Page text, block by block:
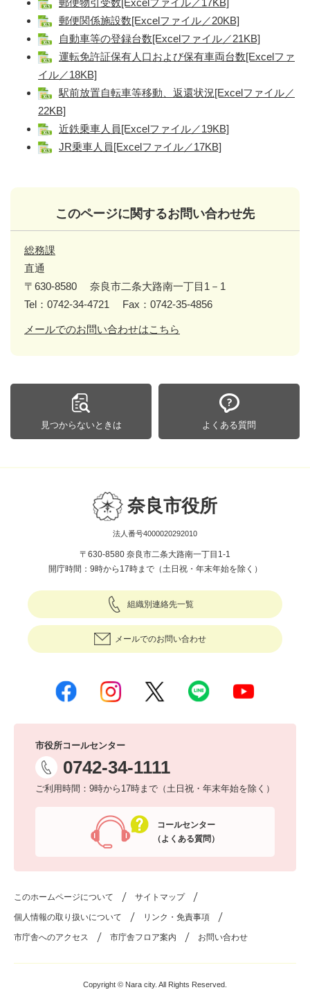
郵便関係施設数[Excelファイル／20KB]
自動車等の登録台数[Excelファイル／21KB]
運転免許証保有人口および保有車両台数[Excelファ
イル／18KB]
駅前放置自転車等移動、返還状況[Excelファイル／
22KB]
近鉄乗車人員[Excelファイル／19KB]
JR乗車人員[Excelファイル／17KB]
このページに関するお問い合わせ先
総務課
直通
〒630-8580
奈良市二条大路南一丁目1－1
Tel：0742-34-4721
Fax：0742-35-4856
メールでのお問い合わせはこちら
見つからないときは よくある質問
奈良市役所
法人番号4000020292010
〒630-8580 奈良市二条大路南一丁目1-1
開庁時間：9時から17時まで（土日祝・年末年始を除く）
組織別連絡先一覧
メールでのお問い合わせ
市役所コールセンター
0742-34-1111
ご利用時間：9時から17時まで（土日祝・年末年始を除く）
コールセンター
（よくある質問）
このホームページについて サイトマップ
個人情報の取り扱いについて リンク・免責事項
市庁舎へのアクセス 市庁舎フロア案内 お問い合わせ
Copyright © Nara city. All Rights Reserved.